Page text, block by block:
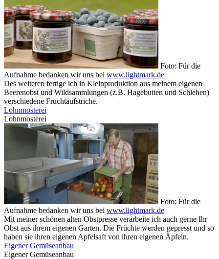
Foto: Für die
Aufnahme bedanken wir uns bei www.lightmark.de
Des weiteren fertige ich in Kleinproduktion aus meinem eigenen
Beerenobst und Wildsammlungen (z.B. Hagebutten und Schlehen)
verschiedene Fruchtaufstriche.
Lohnmosterei
Lohnmosterei
Foto: Für die
Aufnahme bedanken wir uns bei www.lightmark.de
Mit meiner schönen alten Obstpresse verarbeite ich auch gerne Ihr
Obst aus ihrem eigenen Garten. Die Früchte werden gepresst und so
haben sie ihren eigenen Apfelsaft von ihren eigenen Äpfeln.
Eigener Gemüseanbau
Eigener Gemüseanbau